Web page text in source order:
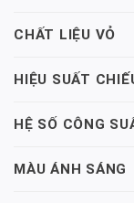
CHẤT LIỆU VỎ
HIỆU SUẤT
HỆ SỐ CÔNG
MÀU ÁNH SÁNG